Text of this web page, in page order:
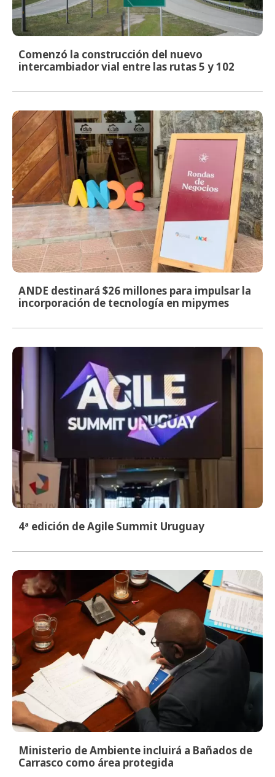
Comenzó la construcción del nuevo
intercambiador vial entre las rutas 5 y 102
ANDE destinará $26 millones para impulsar la
incorporación de tecnología en mipymes
4ª edición de Agile Summit Uruguay
Ministerio de Ambiente incluirá a Bañados de
Carrasco como área protegida